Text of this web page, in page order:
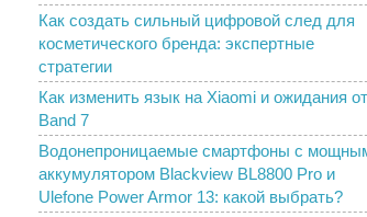
Как создать сильный цифровой след для
косметического бренда: экспертные
стратегии
Как изменить язык на Xiaomi и ожидания
Band 7
Водонепроницаемые смартфоны с
аккумулятором Blackview BL8800 Pro и
Ulefone Power Armor 13: какой выбрать?